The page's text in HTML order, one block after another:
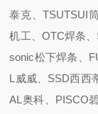
泰克、TSUTSUI
机工、OTC焊条
sonic松下焊条、
L威威、SSD西西
AL奥科、PISCO